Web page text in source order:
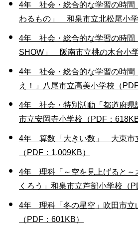
4年 社会・総合的な学習の時間
わるもの」 和泉市立北松尾小学
4年 社会・総合的な学習の時間
SHOW」 阪南市立桃の木台小
4年 社会・総合的な学習の時間
え！」八尾市立高美小学校（
4年 社会・特別活動「都道府県
市立安岡寺小学校（PDF：618KB
4年 算数「大きい数」 大東市
（PDF：1,009KB）
4年 理科「～空を見上げると～
くろう」和泉市立芦部小学校（
4年 理科「冬の星空」吹田市立
（PDF：601KB）